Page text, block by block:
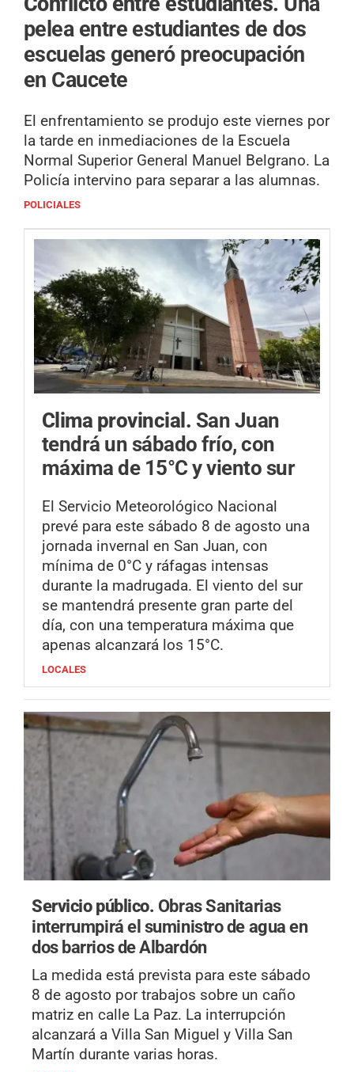
pelea entre estudiantes de dos
escuelas generó preocupación
en Caucete
El enfrentamiento se produjo este viernes por
la tarde en inmediaciones de la Escuela
Normal Superior General Manuel Belgrano. La
Policía intervino para separar a las alumnas.
POLICIALES
Clima provincial. San Juan
tendrá un sábado frío, con
máxima de 15°C y viento sur
El Servicio Meteorológico Nacional
prevé para este sábado 8 de agosto una
jornada invernal en San Juan, con
mínima de 0°C y ráfagas intensas
durante la madrugada. El viento del sur
se mantendrá presente gran parte del
día, con una temperatura máxima que
apenas alcanzará los 15°C.
LOCALES
Servicio público. Obras Sanitarias
interrumpirá el suministro de agua en
dos barrios de Albardón
La medida está prevista para este sábado
8 de agosto por trabajos sobre un caño
matriz en calle La Paz. La interrupción
alcanzará a Villa San Miguel y Villa San
Martín durante varias horas.